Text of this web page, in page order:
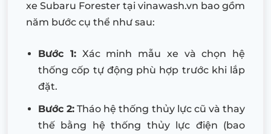
xe Subaru Forester tại vinawash.vn bao gồm
năm bước cụ thể như sau:
Bước 1:Xác minh mẫu xe và chọn hệ
thống cốp tự động phù hợp trước khi lắp
đặt.
Bước 2: Tháo hệ thống thủy lực cũ và thay
thế bằng hệ thống thủy lực điện (bao